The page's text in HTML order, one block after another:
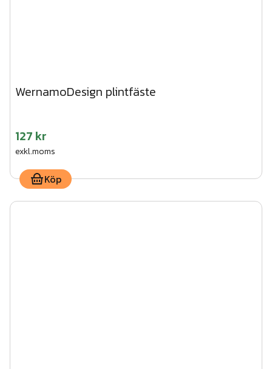
WernamoDesign plintfäste
127 kr
exkl.moms
Köp